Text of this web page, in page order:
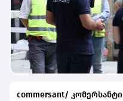
commersant/ კომერსანტი